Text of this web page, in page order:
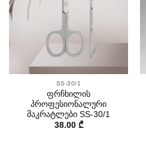
SS-30/1
ფრჩხილის
პროფესიონალური
მაკრატლები SS-30/1
38.00 ₾